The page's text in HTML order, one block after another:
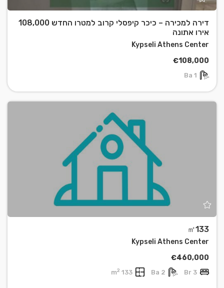
דירה למכירה – כיכר קיפסלי קרוב למטרו החדש 108,000
אירו אתונה
Kypseli Athens Center
€108,000
1 Ba
㎡133
Kypseli Athens Center
€460,000
3 Br
2 Ba
133 m
2